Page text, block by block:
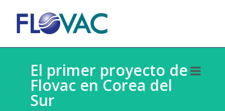
El primer proyecto de
Flovac en Corea del
Sur